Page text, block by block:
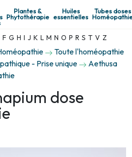
Plantes &
Phytothérapie
Huiles
essentielles
Tubes doses
F G H I J K L M N O P R S T V Z
Toute l'homéopathie
- Prise unique
Aethusa
dose